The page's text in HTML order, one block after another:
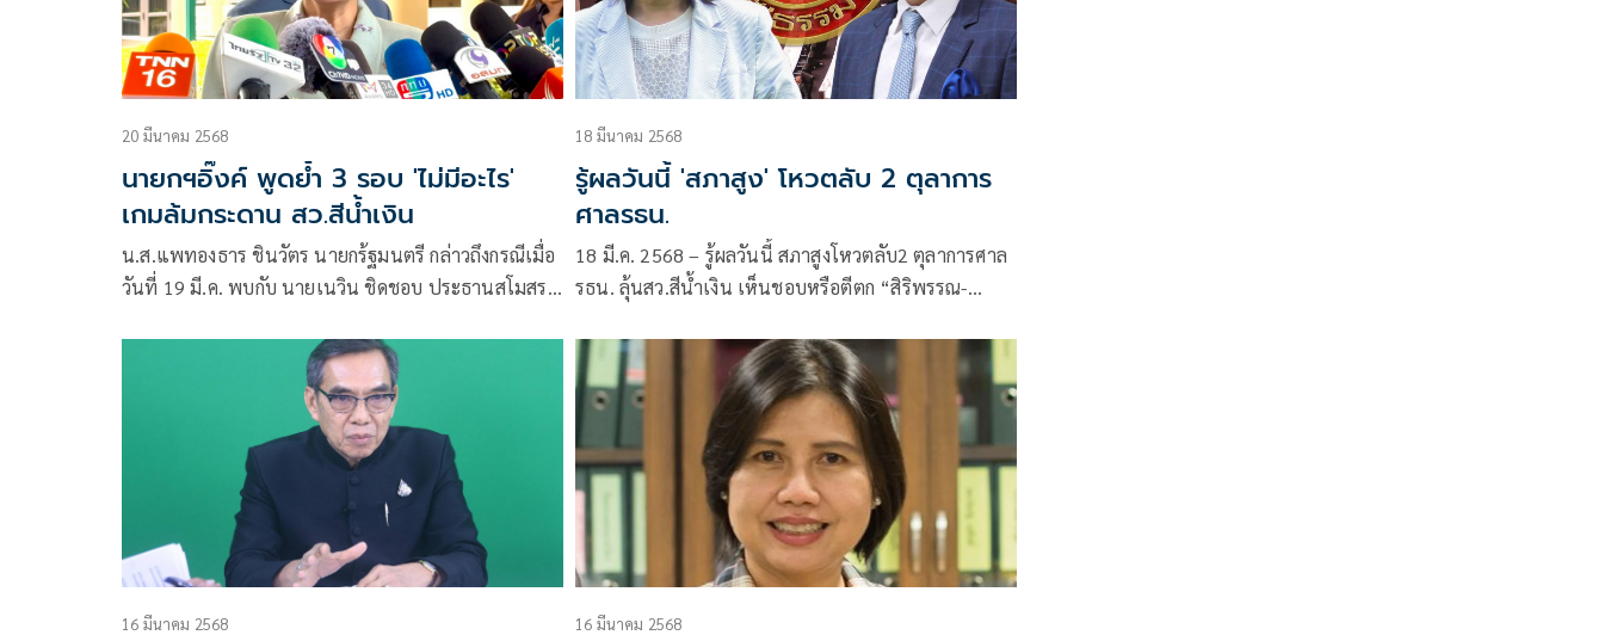
20 มีนาคม 2568
นายกฯอิ๊งค์ พูดย้ำ 3 รอบ 'ไม่มีอะไร'
เกมล้มกระดาน สว.สีน้ำเงิน
น.ส.แพทองธาร ชินวัตร นายกร้ฐมนตรี กล่าวถึงกรณีเมื่อ
วันที่ 19 มี.ค. พบกับ นายเนวิน ชิดชอบ ประธานสโมสร
“Colors of Buriram” ที่จ.บุรีรัมย์
18 มีนาคม 2568
รู้ผลวันนี้ 'สภาสูง' โหวตลับ 2 ตุลาการ
ศาลรธน.
18 มี.ค. 2568 – รู้ผลวันนี้ สภาสูงโหวตลับ2 ตุลาการศาล
รธน. ลุ้นสว.สีน้ำเงิน เห็นชอบหรือตีตก “สิริพรรณ-
16 มีนาคม 2568 16 มีนาคม 2568